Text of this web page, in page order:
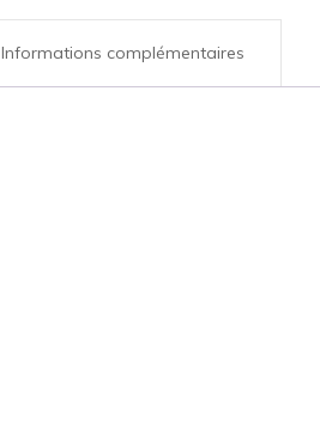
Informations complémentaires